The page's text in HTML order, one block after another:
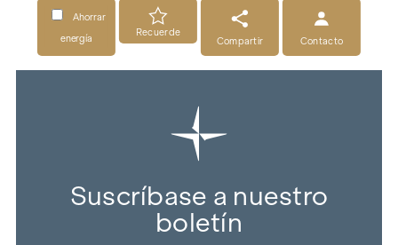
Ahorrar
energía
Recuerde
Compartir
Contacto
Suscríbase a nuestro
boletín